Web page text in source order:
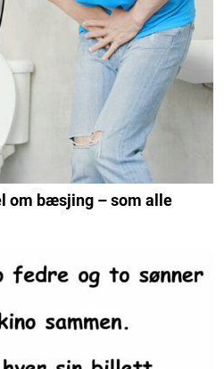
om bæsjing – som alle